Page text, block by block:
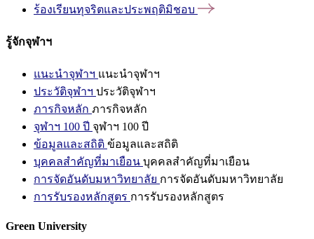
ร้องเรียนทุจริตและประพฤติมิชอบ
รู้จักจุฬาฯ
แนะนำจุฬาฯ แนะนำจุฬาฯ
ประวัติจุฬาฯ ประวัติจุฬาฯ
ภารกิจหลัก ภารกิจหลัก
จุฬาฯ 100 ปี จุฬาฯ 100 ปี
ข้อมูลและสถิติ ข้อมูลและสถิติ
บุคคลสำคัญที่มาเยือน บุคคลสำคัญที่มาเยือน
การจัดอันดับมหาวิทยาลัย การจัดอันดับมหาวิทยาลัย
การรับรองหลักสูตร การรับรองหลักสูตร
Green University